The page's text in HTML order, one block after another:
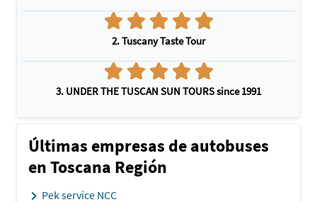
2. Tuscany Taste Tour
3. UNDER THE TUSCAN SUN TOURS since 1991
Últimas empresas de autobuses
en Toscana Región
Pek service NCC